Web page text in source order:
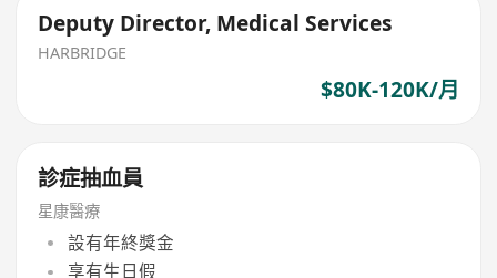
Deputy Director, Medical Services
HARBRIDGE
$80K-120K/月
診症抽血員
星康醫療
設有年終獎金
享有生日假